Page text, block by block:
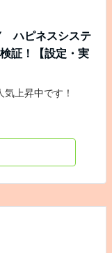
ハピネスシステ
証！【設定・実
上昇中です！